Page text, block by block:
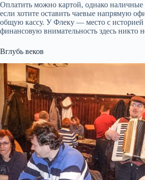
Оплатить можно картой, однако наличные
если хотите оставить чаевые напрямую
общую кассу. У Флеку — место с
финансовую внимательность здесь никто
Вглубь веков